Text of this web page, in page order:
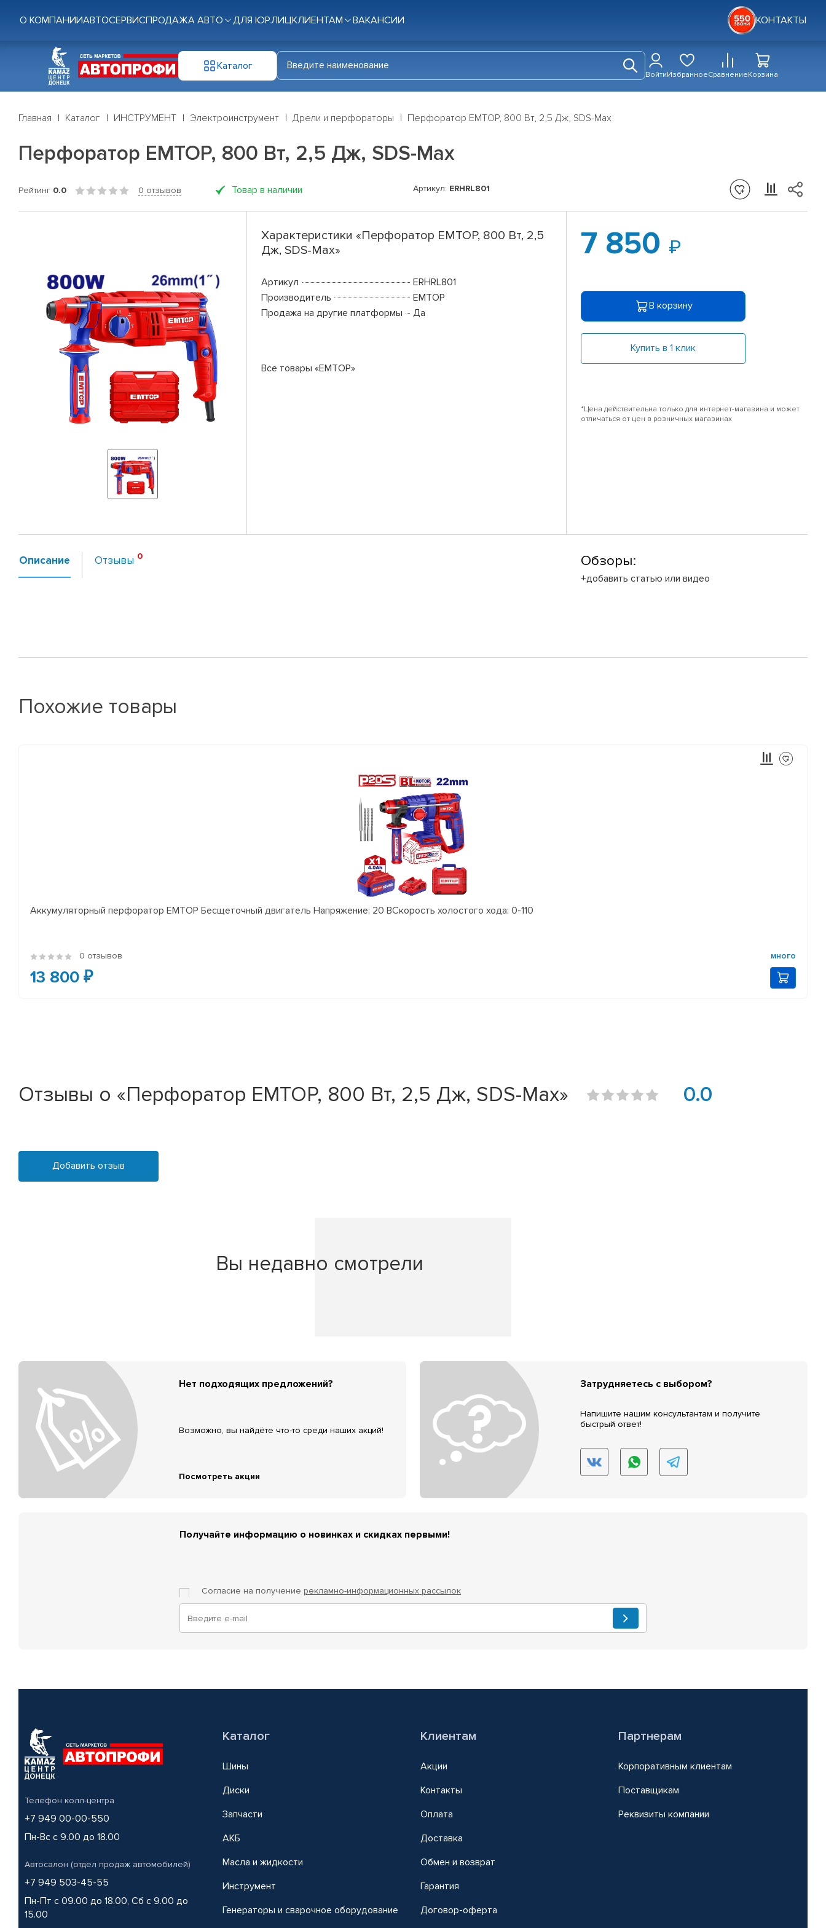
О КОМПАНИИАВТОСЕРВИСПРОДАЖА АВТО ДЛЯ ЮР.ЛИЦКЛИЕНТАМ ВАКАНСИИ КОНТАКТЫ
Каталог
ВойтиИзбранноеСравнениеКорзина
Главная Каталог ИНСТРУМЕНТ Электроинструмент Дрели и перфораторы Перфоратор EMTOP, 800 Вт, 2,5 Дж, SDS-Max
Перфоратор EMTOP, 800 Вт, 2,5 Дж, SDS-Max
Рейтинг 0.0 0 отзывов Товар в наличии Артикул: ERHRL801
Характеристики «Перфоратор EMTOP, 800 Вт, 2,5
Дж, SDS-Max»
Артикул
ERHRL801
Производитель
EMTOP
Продажа на другие платформы
Да
Все товары «EMTOP»
7 850
В корзину
Купить в 1 клик
*Цена действительна только для интернет-магазина и может
отличаться от цен в розничных магазинах
Описание Отзывы Обзоры:
+добавить статью или видео
Похожие товары
Аккумуляторный перфоратор EMTOP Бесщеточный двигатель Напряжение: 20 ВСкорость холостого хода: 0-110
0 отзывов много
13 800 ₽
Отзывы о «Перфоратор EMTOP, 800 Вт, 2,5 Дж, SDS-Max» 0.0
Добавить отзыв
Вы недавно смотрели
Нет подходящих предложений?
Возможно, вы найдёте что-то среди наших акций!
Посмотреть акции
Затрудняетесь с выбором?
Напишите нашим консультантам и получите
быстрый ответ!
Получайте информацию о новинках и скидках первыми!
Согласие на получение рекламно-информационных рассылок
Телефон колл-центра
+7 949 00-00-550
Пн-Вс с 9.00 до 18.00
Автосалон (отдел продаж автомобилей)
+7 949 503-45-55
Пн-Пт с 09.00 до 18.00, Сб с 9.00 до
15.00
Каталог
Шины
Диски
Запчасти
АКБ
Масла и жидкости
Инструмент
Генераторы и сварочное оборудование
Клиентам
Акции
Контакты
Оплата
Доставка
Обмен и возврат
Гарантия
Договор-оферта
Партнерам
Корпоративным клиентам
Поставщикам
Реквизиты компании